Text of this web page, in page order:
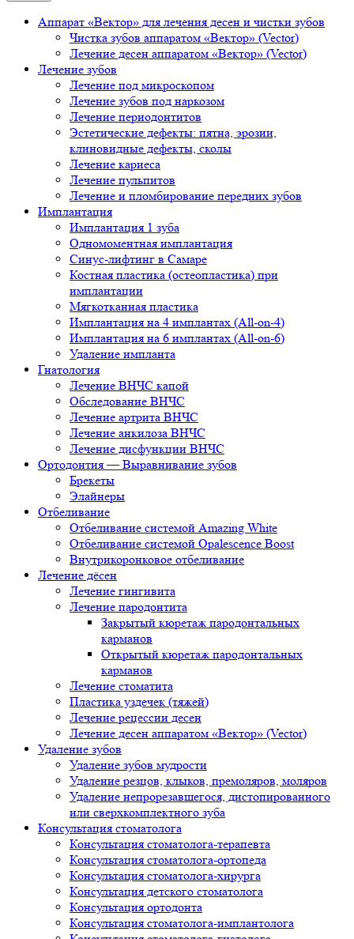
Аппарат «Вектор» для лечения десен и чистки зубов
Чистка зубов аппаратом «Вектор» (Vector)
Лечение десен аппаратом «Вектор» (Vector)
Лечение зубов
Лечение под микроскопом
Лечение зубов под наркозом
Лечение периодонтитов
Эстетические дефекты: пятна, эрозии,
клиновидные дефекты, сколы
Лечение кариеса
Лечение пульпитов
Лечение и пломбирование передних зубов
Имплантация
Имплантация 1 зуба
Одномоментная имплантация
Синус-лифтинг в Самаре
Костная пластика (остеопластика) при
имплантации
Мягкотканная пластика
Имплантация на 4 имплантах (All-on-4)
Имплантация на 6 имплантах (All-on-6)
Удаление импланта
Гнатология
Лечение ВНЧС капой
Обследование ВНЧС
Лечение артрита ВНЧС
Лечение анкилоза ВНЧС
Лечение дисфункции ВНЧС
Ортодонтия — Выравнивание зубов
Брекеты
Элайнеры
Отбеливание
Отбеливание системой Amazing White
Отбеливание системой Opalescence Boost
Внутрикоронковое отбеливание
Лечение дёсен
Лечение гингивита
Лечение пародонтита
Закрытый кюретаж пародонтальных
карманов
Открытый кюретаж пародонтальных
карманов
Лечение стоматита
Пластика уздечек (тяжей)
Лечение рецессии десен
Лечение десен аппаратом «Вектор» (Vector)
Удаление зубов
Удаление зубов мудрости
Удаление резцов, клыков, премоляров, моляров
Удаление непрорезавшегося, дистопированного
или сверхкомплектного зуба
Консультация стоматолога
Консультация стоматолога-терапевта
Консультация стоматолога-ортопеда
Консультация стоматолога-хирурга
Консультация детского стоматолога
Консультация ортодонта
Консультация стоматолога-имплантолога